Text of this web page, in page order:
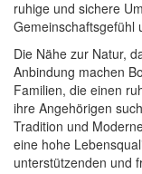
ruhige und sichere
Gemeinschaftsgefühl
Die Nähe zur Natur,
Anbindung machen
Familien, die einen
ihre Angehörigen
Tradition und
eine hohe
unterstützenden und